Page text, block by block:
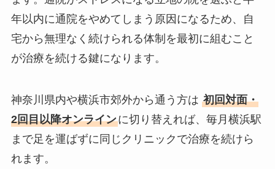
年以内に通院をやめてしまう原因になるため、自
宅から無理なく続けられる体制を最初に組むこと
が治療を続ける鍵になります。
神奈川県内や横浜市郊外から通う方は 初回対面・
2回目以降オンラインに切り替えれば、毎月横浜駅
まで足を運ばずに同じクリニックで治療を続けら
れます。